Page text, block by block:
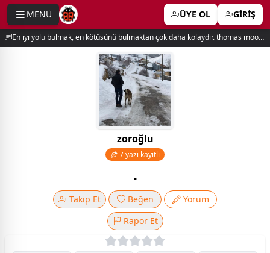
MENÜ ÜYE OL GİRİŞ
En iyi yolu bulmak, en kötüsünü bulmaktan çok daha kolaydır. thomas moore
zoroğlu
7 yazı kayıtlı
.
Takip Et Beğen
Yorum
Rapor Et
menu